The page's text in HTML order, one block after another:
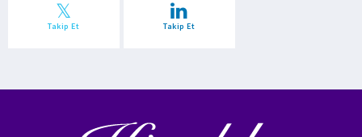
Takip Et Takip Et